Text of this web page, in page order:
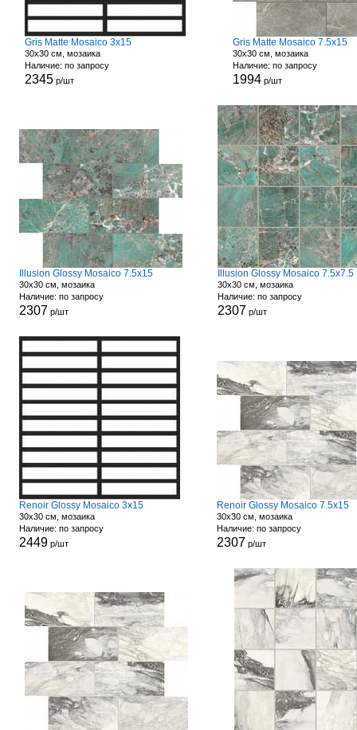
Gris Matte Mosaico 3x15
30x30 см, мозаика
Наличие: по запросу
2345р/шт
Gris Matte Mosaico 7.5x15
30x30 см, мозаика
Наличие: по запросу
1994р/шт
Illusion Glossy Mosaico 7.5x15
30x30 см, мозаика
Наличие: по запросу
2307 р/шт
Illusion Glossy Mosaico 7.5x7.5
30x30 см, мозаика
Наличие: по запросу
2307 р/шт
Renoir Glossy Mosaico 3x15
30x30 см, мозаика
Наличие: по запросу
2449 р/шт
Renoir Glossy Mosaico 7.5x15
30x30 см, мозаика
Наличие: по запросу
2307 р/шт